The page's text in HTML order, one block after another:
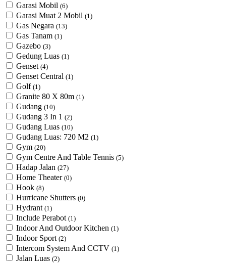
Garasi Mobil (6)
Garasi Muat 2 Mobil (1)
Gas Negara (13)
Gas Tanam (1)
Gazebo (3)
Gedung Luas (1)
Genset (4)
Genset Central (1)
Golf (1)
Granite 80 X 80m (1)
Gudang (10)
Gudang 3 In 1 (2)
Gudang Luas (10)
Gudang Luas: 720 M2 (1)
Gym (20)
Gym Centre And Table Tennis (5)
Hadap Jalan (27)
Home Theater (0)
Hook (8)
Hurricane Shutters (0)
Hydrant (1)
Include Perabot (1)
Indoor And Outdoor Kitchen (1)
Indoor Sport (2)
Intercom System And CCTV (1)
Jalan Luas (2)